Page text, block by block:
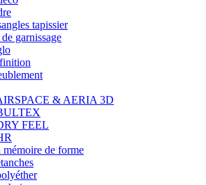
tapissier
garnissage
& AERIA 3D
FEEL
mémoire de forme